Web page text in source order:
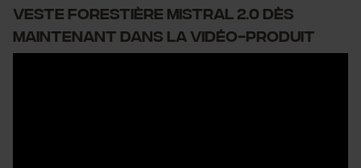
VESTE FORESTIÈRE MISTRAL 2.0 DÈS
MAINTENANT DANS LA VIDÉO-PRODUIT